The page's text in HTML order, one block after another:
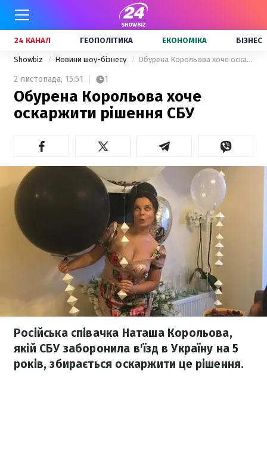
24 КАНАЛ ГЕОПОЛІТИКА ЕКОНОМІКА БІЗНЕС
Showbiz Новини шоу-бізнесу Обурена Корольова хоче оскаржити рішення СБУ
2 листопада, 15:51 1
Обурена Корольова хоче
оскаржити рішення СБУ
Російська співачка Наташа Корольова,
якій СБУ заборонила в'їзд в Україну на 5
років, збирається оскаржити це рішення.